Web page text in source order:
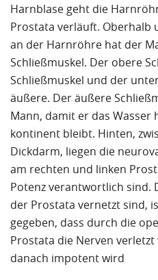
Harnblase geht die
Prostata verläuft.
an der Harnröhre hat der
Schließmuskel. Der obere
Schließmuskel und der
äußere. Der äußere
Mann, damit er das Wasser
kontinent bleibt. Hinten,
Dickdarm, liegen die
am rechten und linken
Potenz verantwortlich sind.
der Prostata vernetzt sind,
gegeben, dass durch die
Prostata die Nerven
danach impotent wird